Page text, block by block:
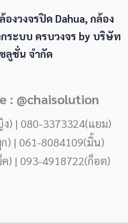
งวงจรปิด Dahua, กล้อง
ระบบ ครบวงจร by บริษัท
ลูชั่น จำกัด
: @chaisolution
) | 080-3373324(แยม)
) | 061-8084109(มิ้น)
) | 093-4918722(ก็อต)